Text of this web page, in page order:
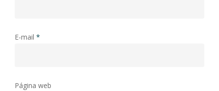
E-mail *
Página web